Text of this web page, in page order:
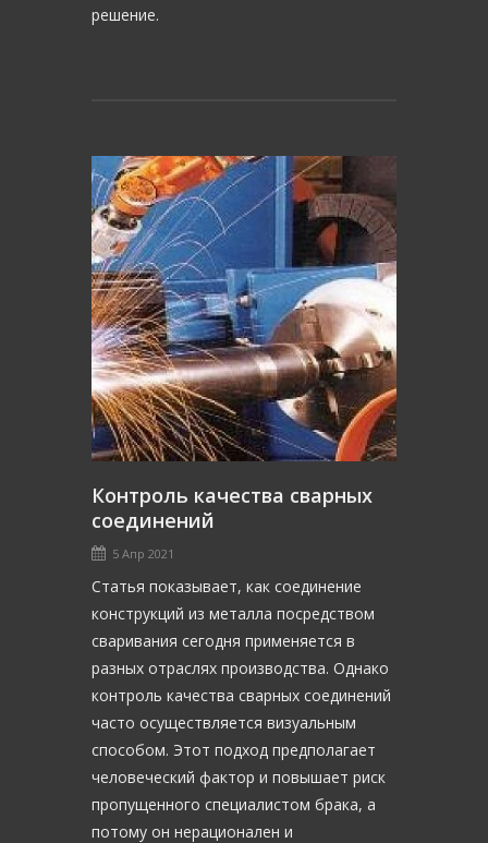
решение.
Контроль качества сварных
соединений
5 Апр 2021
Статья показывает, как соединение
конструкций из металла посредством
сваривания сегодня применяется в
разных отраслях производства. Однако
контроль качества сварных соединений
часто осуществляется визуальным
способом. Этот подход предполагает
человеческий фактор и повышает риск
пропущенного специалистом брака, а
потому он нерационален и